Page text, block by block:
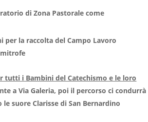
di Zona Pastorale come
per la raccolta del Campo Lavoro
tutti i Bambini del Catechismo e le loro
a Via Galeria, poi il percorso ci condurrà
suore Clarisse di San Bernardino